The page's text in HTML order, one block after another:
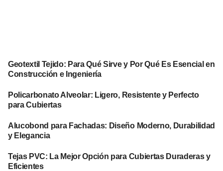
Geotextil Tejido: Para Qué Sirve y Por Qué Es Esencial en
Construcción e Ingeniería
Policarbonato Alveolar: Ligero, Resistente y Perfecto
para Cubiertas
Alucobond para Fachadas: Diseño Moderno, Durabilidad
y Elegancia
Tejas PVC: La Mejor Opción para Cubiertas Duraderas y
Eficientes